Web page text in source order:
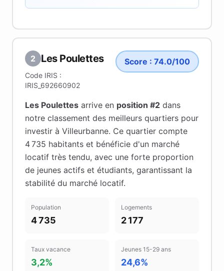
2 Les Poulettes
Code IRIS :
IRIS_692660902
Score : 74.0/100
Les Poulettes arrive en position #2 dans
notre classement des meilleurs quartiers pour
investir à Villeurbanne. Ce quartier compte
4 735 habitants et bénéficie d'un marché
locatif très tendu, avec une forte proportion
de jeunes actifs et étudiants, garantissant la
stabilité du marché locatif.
Population
4 735
Logements
2 177
Taux vacance
3,2%
Jeunes 15-29 ans
24,6%